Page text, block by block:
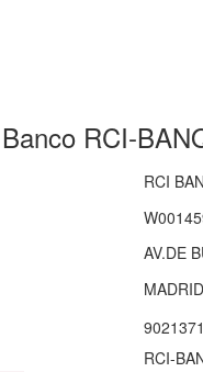
RCI-
RCI
AV.DE
MADRID
RCI-